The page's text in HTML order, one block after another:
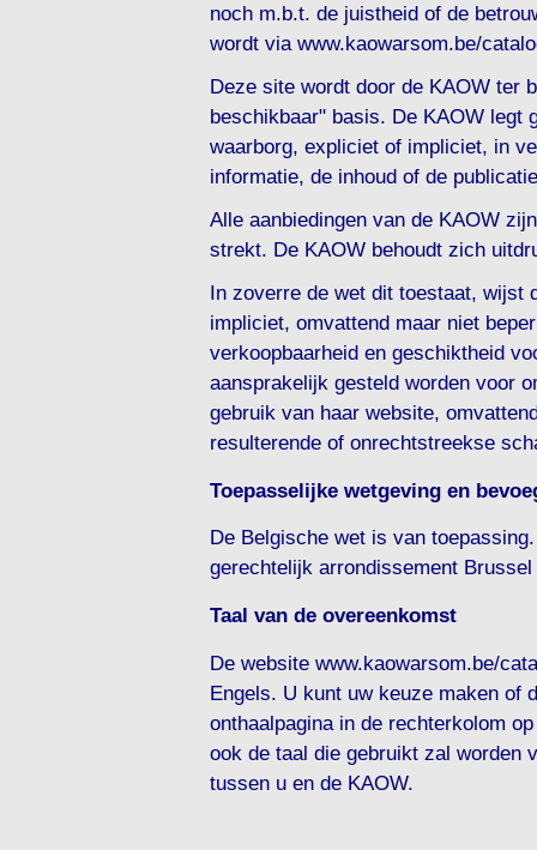
noch m.b.t. de juistheid of de
wordt via www.kaowarsom.be/
Deze site wordt door de KAOW ter
beschikbaar" basis. De KAOW legt
waarborg, expliciet of impliciet, in
informatie, de inhoud of de
Alle aanbiedingen van de KAOW
strekt. De KAOW behoudt zich
In zoverre de wet dit toestaat, wijst
impliciet, omvattend maar niet
verkoopbaarheid en geschiktheid
aansprakelijk gesteld worden voor
gebruik van haar website,
resulterende of onrechtstreekse
Toepasselijke wetgeving en
De Belgische wet is van
gerechtelijk arrondissement
Taal van de overeenkomst
De website www.kaowarsom.be/
Engels. U kunt uw keuze maken of
onthaalpagina in de rechterkolom
ook de taal die gebruikt zal worden
tussen u en de KAOW.